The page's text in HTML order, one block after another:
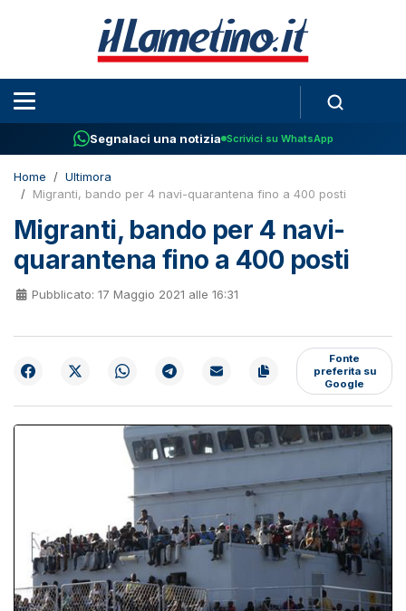
Segnalaci una notizia Scrivici su WhatsApp
Home
Ultimora
Migranti, bando per 4 navi-quarantena fino a 400 posti
Migranti, bando per 4 navi-
quarantena fino a 400 posti
Pubblicato: 17 Maggio 2021 alle 16:31
Fonte
preferita su
Google